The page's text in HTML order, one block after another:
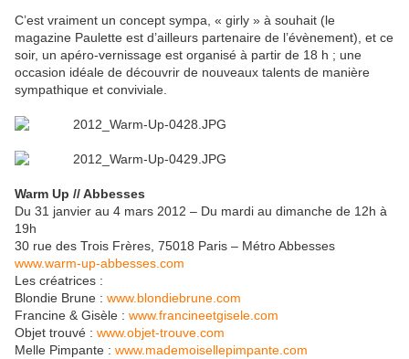
C’est vraiment un concept sympa, « girly » à souhait (le
magazine Paulette est d’ailleurs partenaire de l’évènement), et ce
soir, un apéro-vernissage est organisé à partir de 18 h ; une
occasion idéale de découvrir de nouveaux talents de manière
sympathique et conviviale.
Warm Up // Abbesses
Du 31 janvier au 4 mars 2012 – Du mardi au dimanche de 12h à
19h
30 rue des Trois Frères, 75018 Paris – Métro Abbesses
www.warm-up-abbesses.com
Les créatrices :
Blondie Brune : www.blondiebrune.com
Francine & Gisèle : www.francineetgisele.com
Objet trouvé : www.objet-trouve.com
Melle Pimpante : www.mademoisellepimpante.com